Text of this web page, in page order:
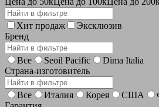
Хит продаж
Эксклюзив
Бренд
Все Seoil Pacific
Dima Italia
Страна-изготовитель
Все Италия Корея США